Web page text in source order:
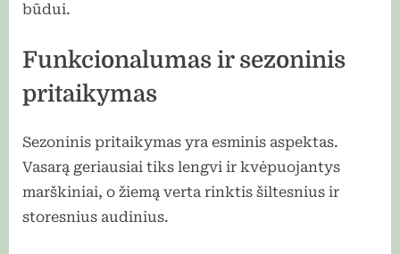
būdui.
Funkcionalumas ir sezoninis
pritaikymas
Sezoninis pritaikymas yra esminis aspektas.
Vasarą geriausiai tiks lengvi ir kvėpuojantys
marškiniai, o žiemą verta rinktis šiltesnius ir
storesnius audinius.